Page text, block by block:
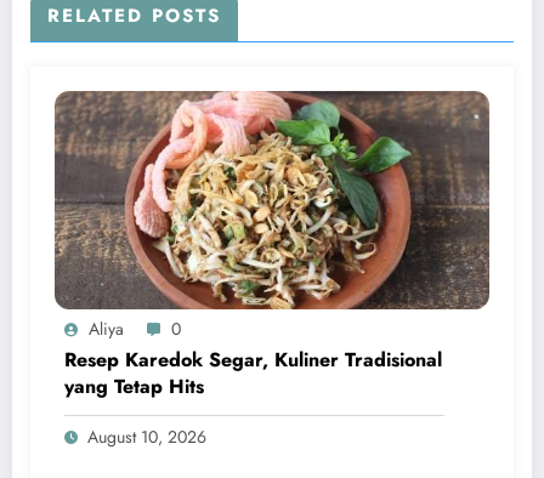
RELATED POSTS
Aliya 0
Resep Karedok Segar, Kuliner Tradisional
yang Tetap Hits
August 10, 2026